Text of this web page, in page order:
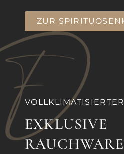
ZUR
EXKLUSIVE